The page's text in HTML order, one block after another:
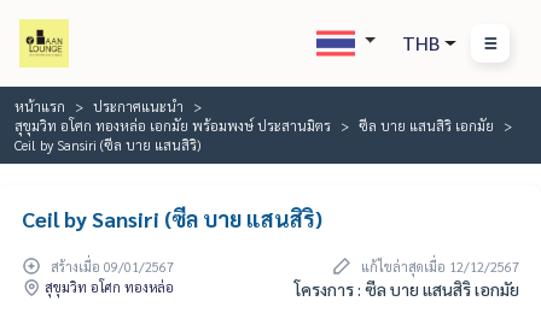
THB
หน้าแรก
ประกาศแนะนำ
สุขุมวิท อโศก ทองหล่อ เอกมัย พร้อมพงษ์ ประสานมิตร
ซีล บาย แสนสิริ เอกมัย
Ceil by Sansiri (ซีล บาย แสนสิริ)
Ceil by Sansiri (ซีล บาย แสนสิริ)
สร้างเมื่อ 09/01/2567
แก้ไขล่าสุดเมื่อ 12/12/2567
สุขุมวิท อโศก ทองหล่อ
โครงการ : ซีล บาย แสนสิริ เอกมัย